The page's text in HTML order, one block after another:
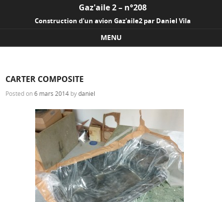
Gaz'aile 2 – n°208
Construction d'un avion Gaz'aile2 par Daniel Vila
MENU
CARTER COMPOSITE
Posted on6 mars 2014 bydaniel